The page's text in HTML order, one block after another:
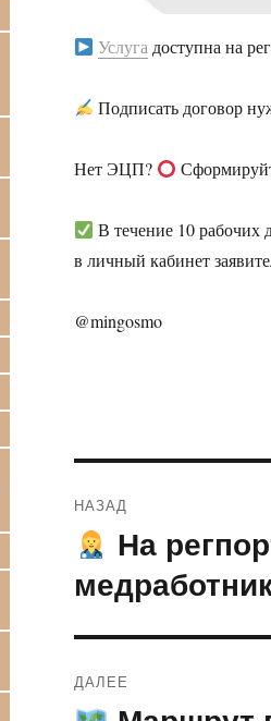
Услуга доступна на
Подписать договор
Нет ЭЦП?
В течение 10 рабочих
в личный кабинет
@mingosmo
по
записям
НАЗАД
Предыдущая
На
ДАЛЕЕ
Следующая